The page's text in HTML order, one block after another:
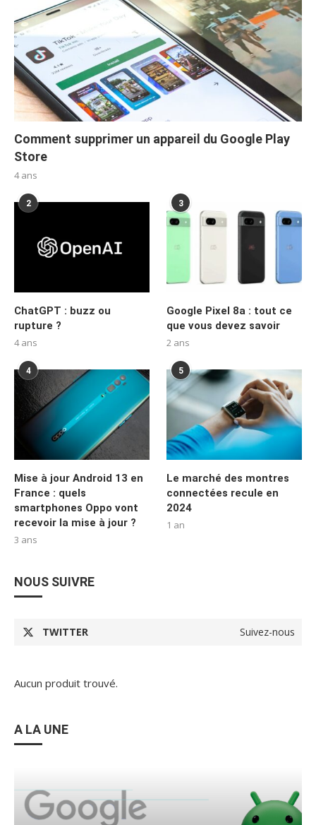
Comment supprimer un appareil du Google Play
Store
4 ans
2
ChatGPT : buzz ou
rupture ?
4 ans
3
Google Pixel 8a : tout ce
que vous devez savoir
2 ans
4
Mise à jour Android 13 en
France : quels
smartphones Oppo vont
recevoir la mise à jour ?
3 ans
5
Le marché des montres
connectées recule en
2024
1 an
NOUS SUIVRE
TWITTER Suivez-nous
Aucun produit trouvé.
A LA UNE